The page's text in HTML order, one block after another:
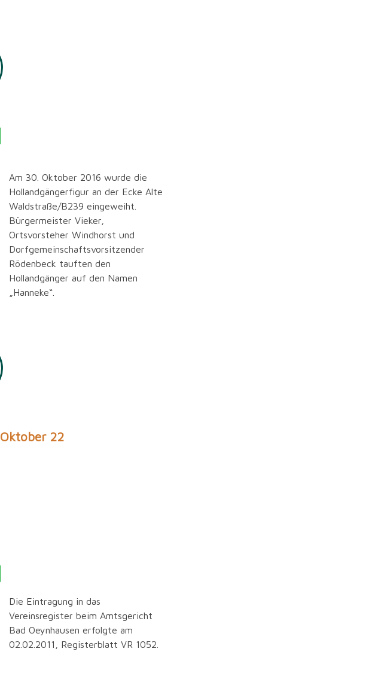
Am 30. Oktober 2016 wurde die
Hollandgängerfigur an der Ecke Alte
Waldstraße/B239 eingeweiht.
Bürgermeister Vieker,
Ortsvorsteher Windhorst und
Dorfgemeinschaftsvorsitzender
Rödenbeck tauften den
Hollandgänger auf den Namen
„Hanneke“.
Oktober 22
Die Eintragung in das
Vereinsregister beim Amtsgericht
Bad Oeynhausen erfolgte am
02.02.2011, Registerblatt VR 1052.